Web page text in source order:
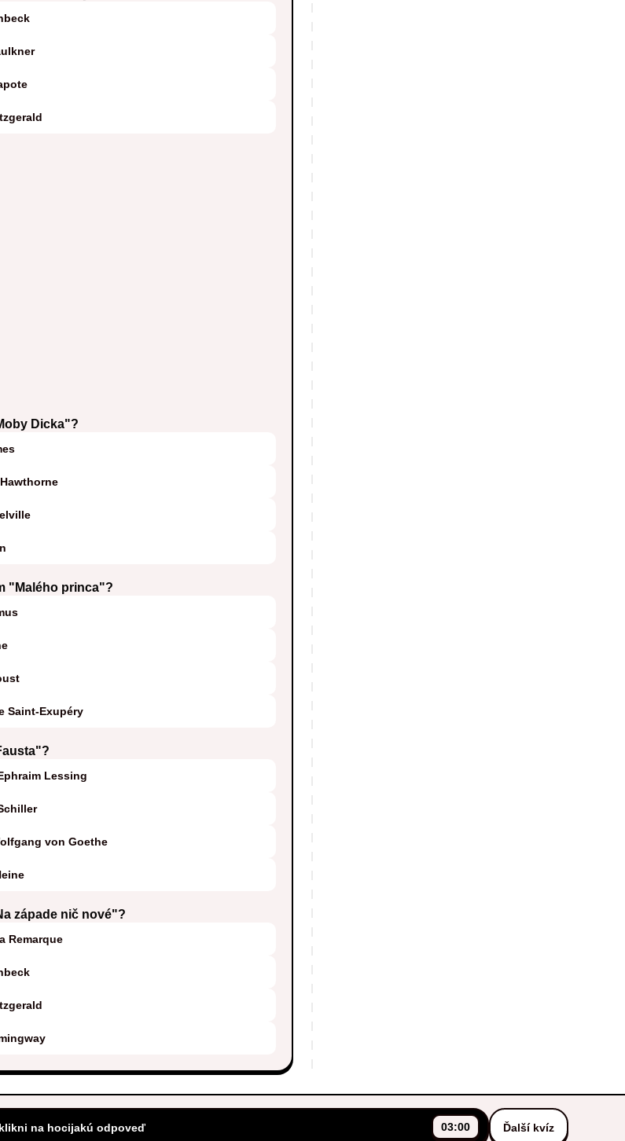
Dicka"?
"Malého princa"?
Saint-Exupéry
Lessing
von Goethe
západe nič nové"?
Remarque
na hocijakú odpoveď 03:00 Ďalší kvíz